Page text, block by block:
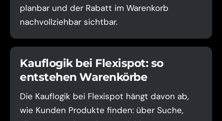
planbar und der Rabatt im Warenkorb
nachvollziehbar sichtbar.
Kauflogik bei Flexispot: so
entstehen Warenkörbe
Die Kauflogik bei Flexispot hängt davon ab,
wie Kunden Produkte finden: über Suche,